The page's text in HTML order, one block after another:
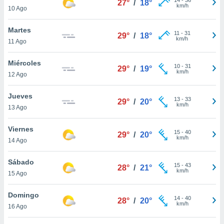
más
nuestra
y
de
disponible
cookies
aceptar
10 Ago
27° / 18°
km/h
Martes
11 Ago
29° / 18° 11 - 31
km/h
Miércoles
12 Ago
29° / 19° 10- 31
km/h
Jueves
13 Ago
29° / 20° 13- 33
km/h
Viernes
14 Ago
29° / 20° 15- 40
km/h
Sábado
15 Ago
28° / 21° 15- 43
km/h
Domingo
16 Ago
28° / 20° 14- 40
km/h